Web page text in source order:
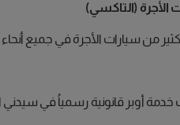
الأجرة (التاكسي)
من سيارات الأجرة في جميع
قانونية رسمياُ في سيدني اعتباراً من يونيو 2016، وهي تقدم بديلاً